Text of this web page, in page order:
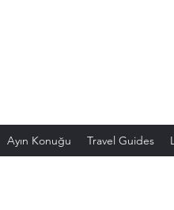
Ayın Konuğu Travel Guides